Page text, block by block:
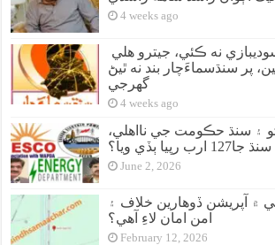
4 weeks ago
پر سنڌسماءَچار بند نه ٿيڻ
گهرجي
4 weeks ago
۽ سنڌ حڪومت جي نااهلي،
سنڌ جا127 ارب رپيا ٻڏي ويا؟
June 2, 2026
آپريشن ڏوهارين خلاف ۽
امن امان لاءِ آهي؟
February 12, 2026